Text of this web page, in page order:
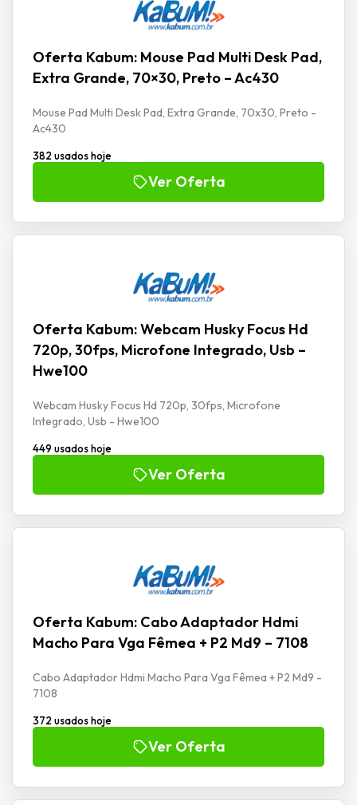
Oferta Kabum: Mouse Pad Multi Desk Pad,
Extra Grande, 70×30, Preto – Ac430
Mouse Pad Multi Desk Pad, Extra Grande, 70x30, Preto -
Ac430
382 usados hoje
Ver Oferta
Oferta Kabum: Webcam Husky Focus Hd
720p, 30fps, Microfone Integrado, Usb –
Hwe100
Webcam Husky Focus Hd 720p, 30fps, Microfone
Integrado, Usb - Hwe100
449 usados hoje
Ver Oferta
Oferta Kabum: Cabo Adaptador Hdmi
Macho Para Vga Fêmea + P2 Md9 – 7108
Cabo Adaptador Hdmi Macho Para Vga Fêmea + P2 Md9 -
7108
372 usados hoje
Ver Oferta